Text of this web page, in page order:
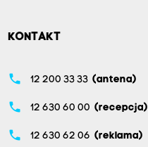
KONTAKT
phone 12 200 33 33 (antena)
phone 12 630 60 00 (recepcja)
phone 12 630 62 06 (reklama)